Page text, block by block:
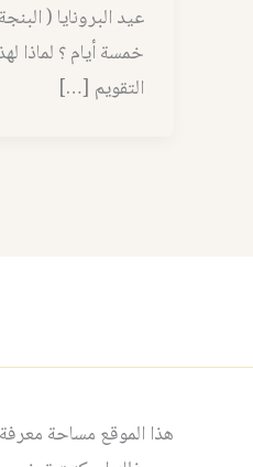
عيد البرونايا (
خمسة أيام ؟ لماذا
التقويم […]
هذا الموقع مساحة